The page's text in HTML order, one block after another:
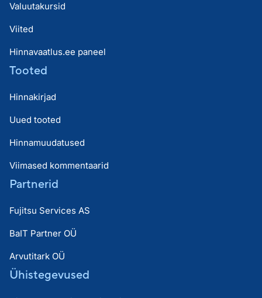
Valuutakursid
Viited
Hinnavaatlus.ee paneel
Tooted
Hinnakirjad
Uued tooted
Hinnamuudatused
Viimased kommentaarid
Partnerid
Fujitsu Services AS
BaIT Partner OÜ
Arvutitark OÜ
Ühistegevused